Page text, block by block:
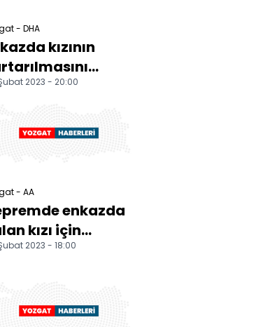
- DHA
kızının
kalp
2023 - 20:00
- AA
enkazda
kızı için
giden baba
2023 - 18:00